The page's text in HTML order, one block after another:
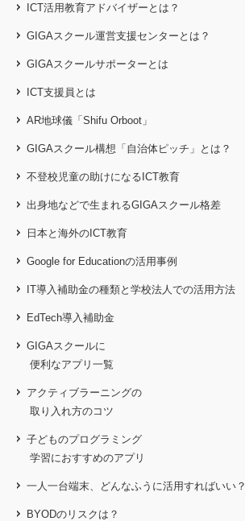
ICT活用教育アドバイザーとは？
GIGAスクール運営支援センターとは？
GIGAスクールサポーターとは
ICT支援員とは
AR地球儀「Shifu Orboot」
GIGAスクール構想「自治体ピッチ」とは？
不登校児童の助けになるICT教育
出身地などで生まれるGIGAスクール格差
日本と海外のICT教育
Google for Educationの活用事例
IT導入補助金の種類と学校法人での活用方法
EdTech導入補助金
GIGAスクールに
便利なアプリ一覧
アクティブラーニングの
取り入れ方のコツ
子どものプログラミング
学習におすすめのアプリ
一人一台端末、どんなふうに活用すればいい？
BYODのリスクは？